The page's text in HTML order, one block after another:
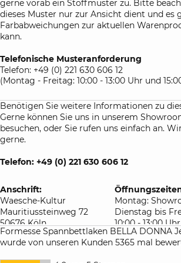
Atelierservice:
auf Anfrage lassen wir gerne für Sie
in Sondermaßen für Sie anfertigen. Bitte
Lieferzeit sowie besonderen
maßangefertigte Bettlaken.
gerne vorab ein Stoffmuster zu. Bitte
dieses Muster nur zur Ansicht dient und es
Farbabweichungen zur aktuellen
kann.
Telefonische Musteranforderung
Telefon: +49 (0) 221 630 606 12
(Montag - Freitag: 10:00 - 13:00 Uhr und
Benötigen Sie weitere Informationen zu
Gerne können Sie uns in unserem
besuchen, oder Sie rufen uns einfach an.
gerne.
Telefon: +49 (0) 221 630 606 12
Anschrift:
Waesche-Kultur
Mauritiussteinweg 72
50676 Köln
Deutschland
Montag:
Dienstag bis
10:00 - 13:00
Uhr
Samstag: 10:00 - 16:00 Uhr
Formesse Spannbettlaken BELLA DONNA
wurde von unseren Kunden 5365 mal